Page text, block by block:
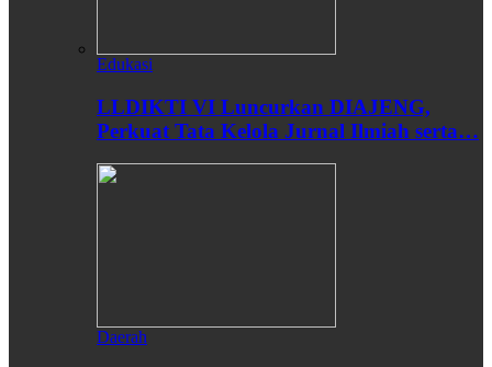
Edukasi
LLDIKTI VI Luncurkan DIAJENG,
Perkuat Tata Kelola Jurnal Ilmiah serta…
Daerah